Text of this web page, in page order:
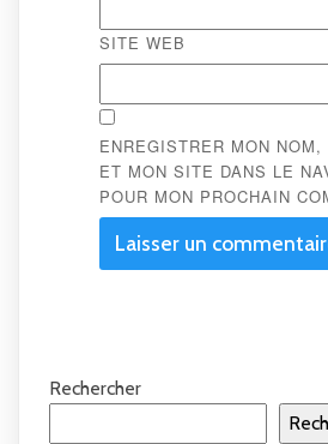
SITE WEB
ENREGISTRER MON NOM,
ET MON SITE DANS LE
POUR MON PROCHAIN
Rechercher